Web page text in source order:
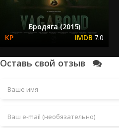
Бродяга (2015)
7.0
Оставь свой отзыв